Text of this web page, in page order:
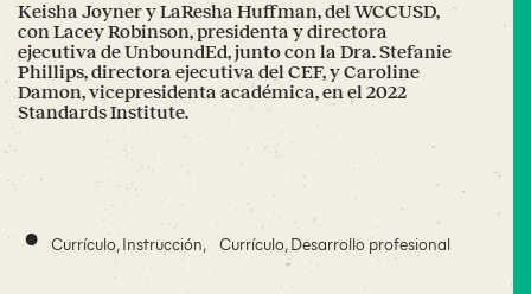
Keisha Joyner y LaResha Huffman, del WCCUSD,
con Lacey Robinson, presidenta y directora
ejecutiva de UnboundEd, junto con la Dra. Stefanie
Phillips, directora ejecutiva del CEF, y Caroline
Damon, vicepresidenta académica, en el 2022
Standards Institute.
• Currículo, Instrucción, Currículo, Desarrollo profesional